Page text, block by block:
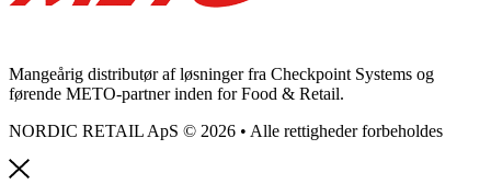
Mangeårig distributør af løsninger fra Checkpoint Systems og
førende METO-partner inden for Food & Retail.
NORDIC RETAIL ApS © 2026 • Alle rettigheder forbeholdes